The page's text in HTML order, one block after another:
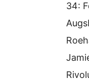
34: